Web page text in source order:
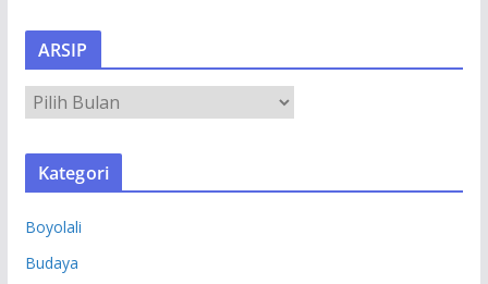
ARSIP
S
Kategori
Boyolali
Budaya